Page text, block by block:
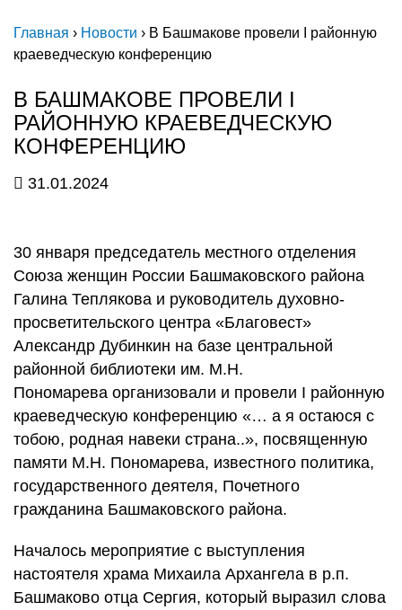
Главная › Новости › В Башмакове провели I районную
краеведческую конференцию
В БАШМАКОВЕ ПРОВЕЛИ I
РАЙОННУЮ КРАЕВЕДЧЕСКУЮ
КОНФЕРЕНЦИЮ
31.01.2024
30 января председатель местного отделения
Союза женщин России Башмаковского района
Галина Теплякова и руководитель духовно-
просветительского центра «Благовест»
Александр Дубинкин на базе центральной
районной библиотеки им. М.Н.
Пономарева организовали и провели I районную
краеведческую конференцию «… а я остаюся с
тобою, родная навеки страна..», посвященную
памяти М.Н. Пономарева, известного политика,
государственного деятеля, Почетного
гражданина Башмаковского района.
Началось мероприятие с выступления
настоятеля храма Михаила Архангела в р.п.
Башмаково отца Сергия, который выразил слова